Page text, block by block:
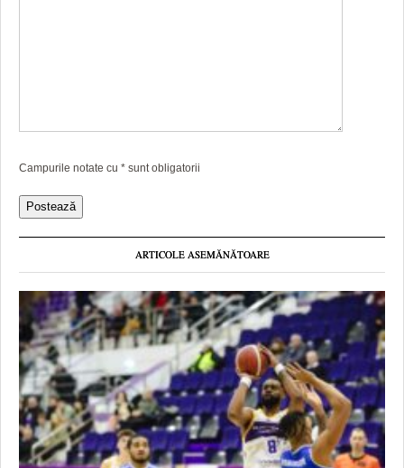
Campurile notate cu * sunt obligatorii
ARTICOLE ASEMĂNĂTOARE